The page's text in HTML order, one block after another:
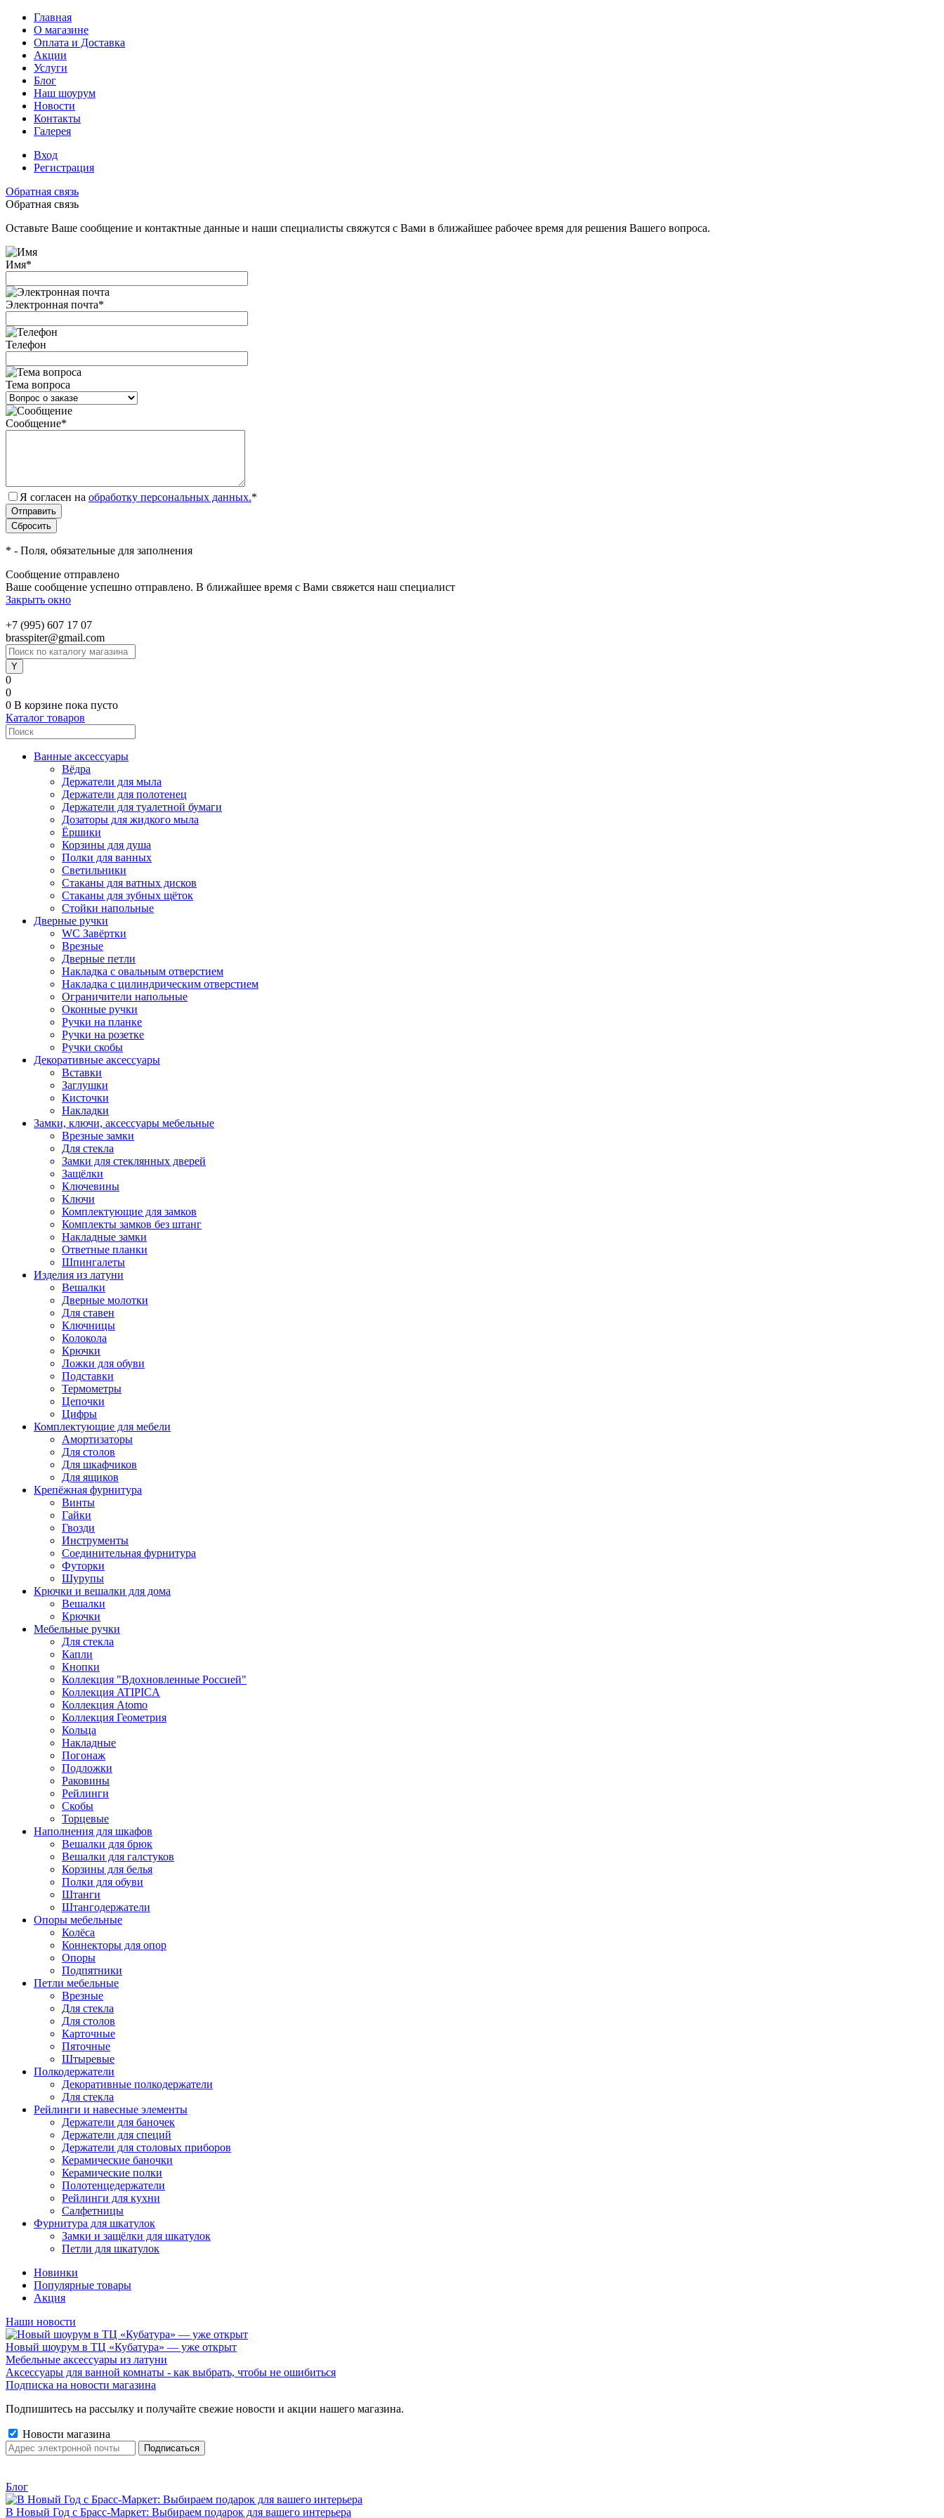
Главная
О магазине
Оплата и Доставка
Акции
Услуги
Блог
Наш шоурум
Новости
Контакты
Галерея
Вход
Регистрация
Обратная связь
Обратная связь
Оставьте Ваше сообщение и контактные данные и наши специалисты свяжутся с Вами в ближайшее рабочее время для решения Вашего вопроса.
Имя*
Электронная почта*
Телефон
Тема вопроса
Сообщение*
Я согласен на обработку персональных данных.*
* - Поля, обязательные для заполнения
Сообщение отправлено
Ваше сообщение успешно отправлено. В ближайшее время с Вами свяжется наш специалист
Закрыть окно
+7 (995) 607 17 07
brasspiter@gmail.com
0
0
0 В корзине пока пусто
Каталог товаров
Ванные аксессуары
Вёдра
Держатели для мыла
Держатели для полотенец
Держатели для туалетной бумаги
Дозаторы для жидкого мыла
Ёршики
Корзины для душа
Полки для ванных
Светильники
Стаканы для ватных дисков
Стаканы для зубных щёток
Стойки напольные
Дверные ручки
WC Завёртки
Врезные
Дверные петли
Накладка с овальным отверстием
Накладка с цилиндрическим отверстием
Ограничители напольные
Оконные ручки
Ручки на планке
Ручки на розетке
Ручки скобы
Декоративные аксессуары
Вставки
Заглушки
Кисточки
Накладки
Замки, ключи, аксессуары мебельные
Врезные замки
Для стекла
Замки для стеклянных дверей
Защёлки
Ключевины
Ключи
Комплектующие для замков
Комплекты замков без штанг
Накладные замки
Ответные планки
Шпингалеты
Изделия из латуни
Вешалки
Дверные молотки
Для ставен
Ключницы
Колокола
Крючки
Ложки для обуви
Подставки
Термометры
Цепочки
Цифры
Комплектующие для мебели
Амортизаторы
Для столов
Для шкафчиков
Для ящиков
Крепёжная фурнитура
Винты
Гайки
Гвозди
Инструменты
Соединительная фурнитура
Футорки
Шурупы
Крючки и вешалки для дома
Вешалки
Крючки
Мебельные ручки
Для стекла
Капли
Кнопки
Коллекция "Вдохновленные Россией"
Коллекция ATIPICA
Коллекция Atomo
Коллекция Геометрия
Кольца
Накладные
Погонаж
Подложки
Раковины
Рейлинги
Скобы
Торцевые
Наполнения для шкафов
Вешалки для брюк
Вешалки для галстуков
Корзины для белья
Полки для обуви
Штанги
Штангодержатели
Опоры мебельные
Колёса
Коннекторы для опор
Опоры
Подпятники
Петли мебельные
Врезные
Для стекла
Для столов
Карточные
Пяточные
Штыревые
Полкодержатели
Декоративные полкодержатели
Для стекла
Рейлинги и навесные элементы
Держатели для баночек
Держатели для специй
Держатели для столовых приборов
Керамические баночки
Керамические полки
Полотенцедержатели
Рейлинги для кухни
Салфетницы
Фурнитура для шкатулок
Замки и защёлки для шкатулок
Петли для шкатулок
Новинки
Популярные товары
Акция
Наши новости
Новый шоурум в ТЦ «Кубатура» — уже открыт
Мебельные аксессуары из латуни
Аксессуары для ванной комнаты - как выбрать, чтобы не ошибиться
Подписка на новости магазина
Подпишитесь на рассылку и получайте свежие новости и акции нашего магазина.
Новости магазина
Блог
В Новый Год с Брасс-Маркет: Выбираем подарок для вашего интерьера